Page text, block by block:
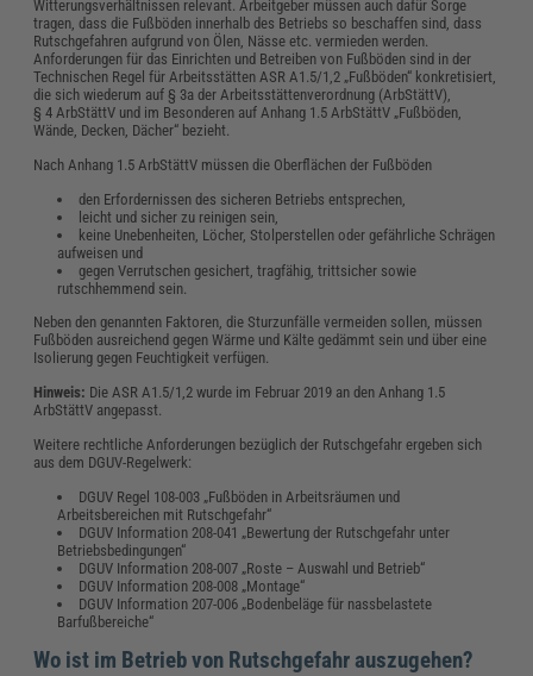
Witterungsverhältnissen relevant. Arbeitgeber müssen auch dafür Sorge
tragen, dass die Fußböden innerhalb des Betriebs so beschaffen sind, dass
Rutschgefahren aufgrund von Ölen, Nässe etc. vermieden werden.
Anforderungen für das Einrichten und Betreiben von Fußböden sind in der
Technischen Regel für Arbeitsstätten ASR A1.5/1,2 „Fußböden“ konkretisiert,
die sich wiederum auf § 3a der Arbeitsstättenverordnung (ArbStättV),
§ 4 ArbStättV und im Besonderen auf Anhang 1.5 ArbStättV „Fußböden,
Wände, Decken, Dächer“ bezieht.
Nach Anhang 1.5 ArbStättV müssen die Oberflächen der Fußböden
den Erfordernissen des sicheren Betriebs entsprechen,
leicht und sicher zu reinigen sein,
keine Unebenheiten, Löcher, Stolperstellen oder gefährliche Schrägen
aufweisen und
gegen Verrutschen gesichert, tragfähig, trittsicher sowie
rutschhemmend sein.
Neben den genannten Faktoren, die Sturzunfälle vermeiden sollen, müssen
Fußböden ausreichend gegen Wärme und Kälte gedämmt sein und über eine
Isolierung gegen Feuchtigkeit verfügen.
Hinweis: Die ASR A1.5/1,2 wurde im Februar 2019 an den Anhang 1.5
ArbStättV angepasst.
Weitere rechtliche Anforderungen bezüglich der Rutschgefahr ergeben sich
aus dem DGUV-Regelwerk:
DGUV Regel 108-003 „Fußböden in Arbeitsräumen und
Arbeitsbereichen mit Rutschgefahr“
DGUV Information 208-041 „Bewertung der Rutschgefahr unter
Betriebsbedingungen“
DGUV Information 208-007 „Roste – Auswahl und Betrieb“
DGUV Information 208-008 „Montage“
DGUV Information 207-006 „Bodenbeläge für nassbelastete
Barfußbereiche“
Wo ist im Betrieb von Rutschgefahr auszugehen?